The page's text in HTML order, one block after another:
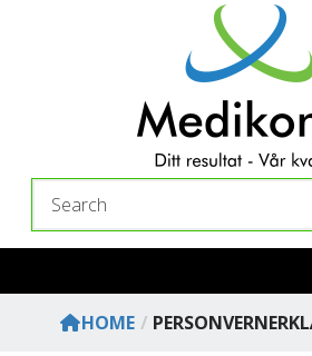
Search
HOME /